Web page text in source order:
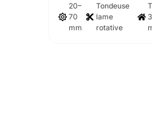
20–
70
mm
Tondeuse
lame
rotative